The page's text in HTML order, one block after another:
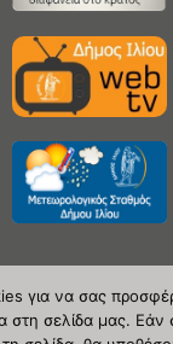
2020 © Δήμος Ιλίου
για να σας
στη σελίδα μας. Εάν